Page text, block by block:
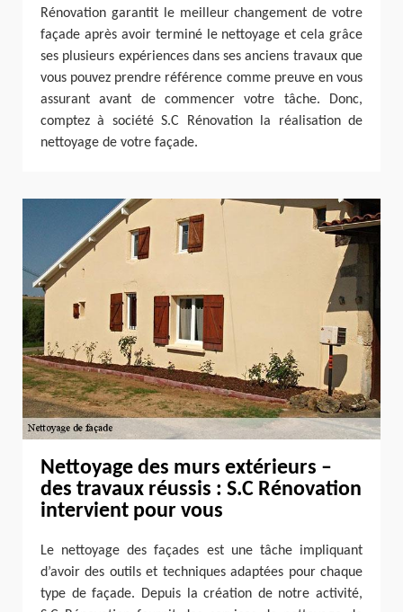
Rénovation garantit le meilleur changement de votre
façade après avoir terminé le nettoyage et cela grâce
ses plusieurs expériences dans ses anciens travaux que
vous pouvez prendre référence comme preuve en vous
assurant avant de commencer votre tâche. Donc,
comptez à société S.C Rénovation la réalisation de
nettoyage de votre façade.
Nettoyage des murs extérieurs –
des travaux réussis : S.C Rénovation
intervient pour vous
Le nettoyage des façades est une tâche impliquant
d’avoir des outils et techniques adaptées pour chaque
type de façade. Depuis la création de notre activité,